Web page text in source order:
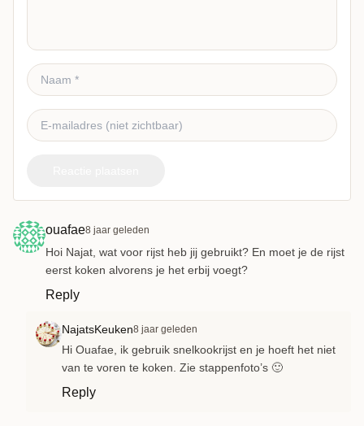
ouafae8 jaar geleden
Hoi Najat, wat voor rijst heb jij gebruikt? En moet je de rijst
eerst koken alvorens je het erbij voegt?
Reply
NajatsKeuken8 jaar geleden
Hi Ouafae, ik gebruik snelkookrijst en je hoeft het niet
van te voren te koken. Zie stappenfoto’s 🙂
Reply